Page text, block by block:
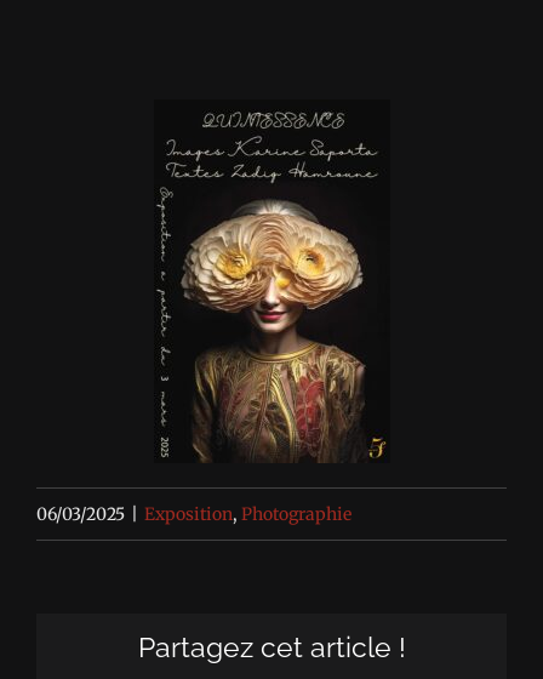
06/03/2025 Exposition, Photographie
Partagez cet article !